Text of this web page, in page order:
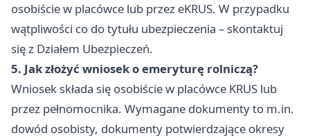
osobiście w placówce lub przez eKRUS. W przypadku
wątpliwości co do tytułu ubezpieczenia – skontaktuj
się z Działem Ubezpieczeń.
5. Jak złożyć wniosek o emeryturę rolniczą?
Wniosek składa się osobiście w placówce KRUS lub
przez pełnomocnika. Wymagane dokumenty to m.in.
dowód osobisty, dokumenty potwierdzające okresy